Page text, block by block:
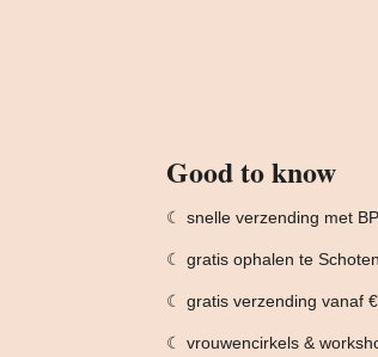
Good to know
☾ snelle verzending met
☾ gratis ophalen te
☾ gratis verzending vanaf
☾ vrouwencirkels &